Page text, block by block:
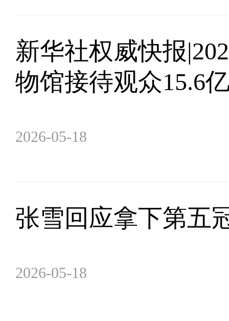
新华社权威快报
物馆接待观众15.6
2026-05-18
张雪回应拿下第五
2026-05-18